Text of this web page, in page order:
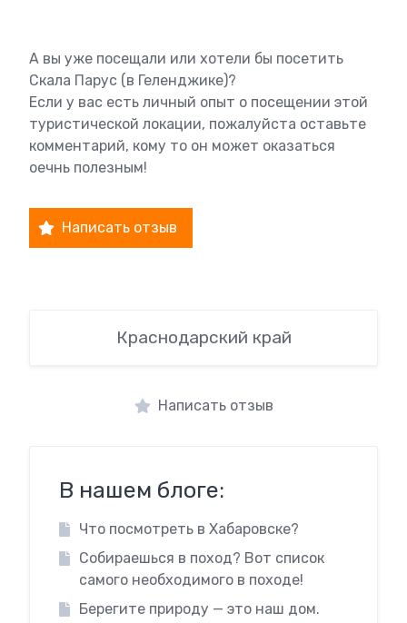
А вы уже посещали или хотели бы посетить
Скала Парус (в Геленджике)?
Если у вас есть личный опыт о посещении этой
туристической локации, пожалуйста оставьте
комментарий, кому то он может оказаться
оечнь полезным!
Написать отзыв
Краснодарский край
Написать отзыв
В нашем блоге:
Что посмотреть в Хабаровске?
Собираешься в поход? Вот список
самого необходимого в походе!
Берегите природу — это наш дом.